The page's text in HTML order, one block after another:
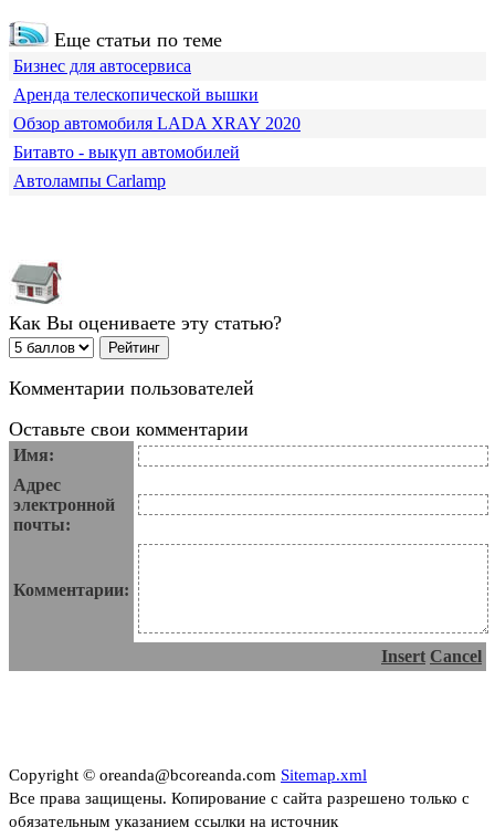
Еще статьи по теме
Бизнес для автосервиса
Аренда телескопической вышки
Обзор автомобиля LADA XRAY 2020
Битавто - выкуп автомобилей
Автолампы Carlamp
Как Вы оцениваете эту статью?
Комментарии пользователей
Оставьте свои комментарии
Имя:
Адрес
электронной
почты:
Комментарии:
Insert Cancel
Copyright © oreanda@bcoreanda.com Sitemap.xml
Все права защищены. Копирование с сайта разрешено только с
обязательным указанием ссылки на источник